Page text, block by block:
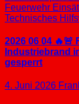
Feuerwehr
Technisches
2026 06 04
Industriebrand
gesperrt
4. Juni 2026